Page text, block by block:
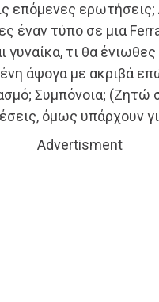
επόμενες ερωτήσεις;
έναν τύπο σε μια
γυναίκα, τι θα
άψογα με ακριβά
Συμπόνοια; (Ζητώ
όμως υπάρχουν
Advertisment